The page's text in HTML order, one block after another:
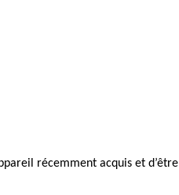
récemment acquis et d’être